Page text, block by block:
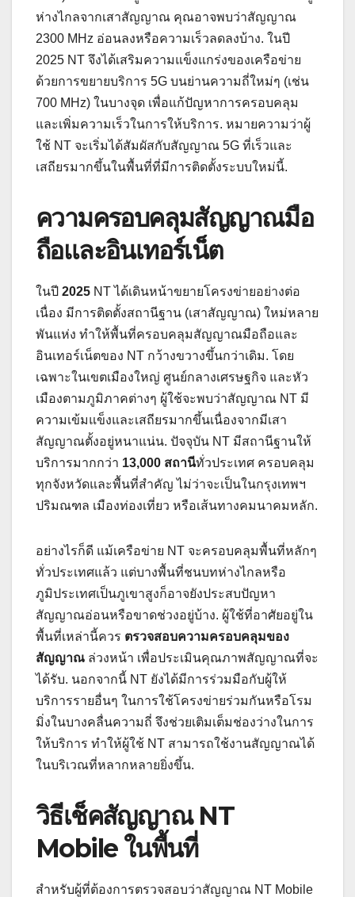
ห่างไกลจากเสาสัญญาณ คุณอาจพบว่าสัญญาณ
2300 MHz อ่อนลงหรือความเร็วลดลงบ้าง. ในปี
2025 NT จึงได้เสริมความแข็งแกร่งของเครือข่าย
ด้วยการขยายบริการ 5G บนย่านความถี่ใหม่ๆ (เช่น
700 MHz) ในบางจุด เพื่อแก้ปัญหาการครอบคลุม
และเพิ่มความเร็วในการให้บริการ. หมายความว่าผู้
ใช้ NT จะเริ่มได้สัมผัสกับสัญญาณ 5G ที่เร็วและ
เสถียรมากขึ้นในพื้นที่ที่มีการติดตั้งระบบใหม่นี้.
ความครอบคลุมสัญญาณมือ
ถือและอินเทอร์เน็ต
ในปี 2025 NT ได้เดินหน้าขยายโครงข่ายอย่างต่อ
เนื่อง มีการติดตั้งสถานีฐาน (เสาสัญญาณ) ใหม่หลาย
พันแห่ง ทำให้พื้นที่ครอบคลุมสัญญาณมือถือและ
อินเทอร์เน็ตของ NT กว้างขวางขึ้นกว่าเดิม. โดย
เฉพาะในเขตเมืองใหญ่ ศูนย์กลางเศรษฐกิจ และหัว
เมืองตามภูมิภาคต่างๆ ผู้ใช้จะพบว่าสัญญาณ NT มี
ความเข้มแข็งและเสถียรมากขึ้นเนื่องจากมีเสา
สัญญาณตั้งอยู่หนาแน่น. ปัจจุบัน NT มีสถานีฐานให้
บริการมากกว่า 13,000 สถานีทั่วประเทศ ครอบคลุม
ทุกจังหวัดและพื้นที่สำคัญ ไม่ว่าจะเป็นในกรุงเทพฯ
ปริมณฑล เมืองท่องเที่ยว หรือเส้นทางคมนาคมหลัก.
อย่างไรก็ดี แม้เครือข่าย NT จะครอบคลุมพื้นที่หลักๆ
ทั่วประเทศแล้ว แต่บางพื้นที่ชนบทห่างไกลหรือ
ภูมิประเทศเป็นภูเขาสูงก็อาจยังประสบปัญหา
สัญญาณอ่อนหรือขาดช่วงอยู่บ้าง. ผู้ใช้ที่อาศัยอยู่ใน
พื้นที่เหล่านี้ควร ตรวจสอบความครอบคลุมของ
สัญญาณ ล่วงหน้า เพื่อประเมินคุณภาพสัญญาณที่จะ
ได้รับ. นอกจากนี้ NT ยังได้มีการร่วมมือกับผู้ให้
บริการรายอื่นๆ ในการใช้โครงข่ายร่วมกันหรือโรม
มิ่งในบางคลื่นความถี่ จึงช่วยเติมเต็มช่องว่างในการ
ให้บริการ ทำให้ผู้ใช้ NT สามารถใช้งานสัญญาณได้
ในบริเวณที่หลากหลายยิ่งขึ้น.
วิธีเช็คสัญญาณ NT
Mobile ในพื้นที่
สำหรับผู้ที่ต้องการตรวจสอบว่าสัญญาณ NT Mobile